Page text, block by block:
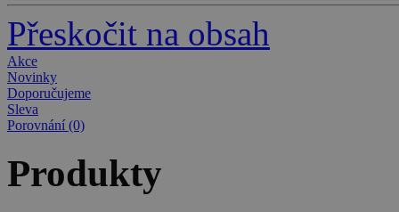
Přeskočit na obsah
Akce
Novinky
Doporučujeme
Sleva
Porovnání (0)
Produkty